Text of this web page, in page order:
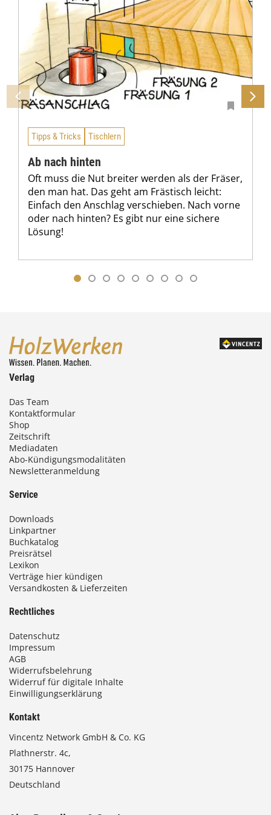
Tipps & Tricks Tischlern
Ab nach hinten
Oft muss die Nut breiter werden als der Fräser,
den man hat. Das geht am Frästisch leicht:
Einfach den Anschlag verschieben. Nach vorne
oder nach hinten? Es gibt nur eine sichere
Lösung!
Verlag
Das Team
Kontaktformular
Shop
Zeitschrift
Mediadaten
Abo-Kündigungsmodalitäten
Newsletteranmeldung
Service
Downloads
Linkpartner
Buchkatalog
Preisrätsel
Lexikon
Verträge hier kündigen
Versandkosten & Lieferzeiten
Rechtliches
Datenschutz
Impressum
AGB
Widerrufsbelehrung
Widerruf für digitale Inhalte
Einwilligungserklärung
Kontakt
Vincentz Network GmbH & Co. KG
Plathnerstr. 4c,
30175 Hannover
Deutschland